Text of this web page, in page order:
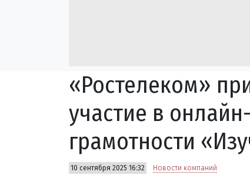
«Ростелеком»
участие в
грамотности
10 сентября 2025 16:32 Новости компаний